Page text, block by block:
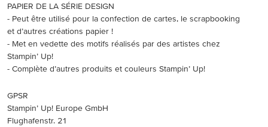
PAPIER DE LA SÉRIE DESIGN
- Peut être utilisé pour la confection de cartes, le scrapbooking
et d’autres créations papier !
- Met en vedette des motifs réalisés par des artistes chez
Stampin’ Up!
- Complète d’autres produits et couleurs Stampin’ Up!
GPSR
Stampin’ Up! Europe GmbH
Flughafenstr. 21